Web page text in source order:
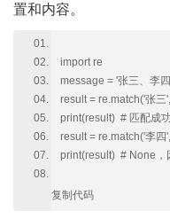
置和内容。
import re
message = '张三、李
result = re.match('张三
print(result) # 匹配成
result = re.match('李四
print(result) # None，
复制代码